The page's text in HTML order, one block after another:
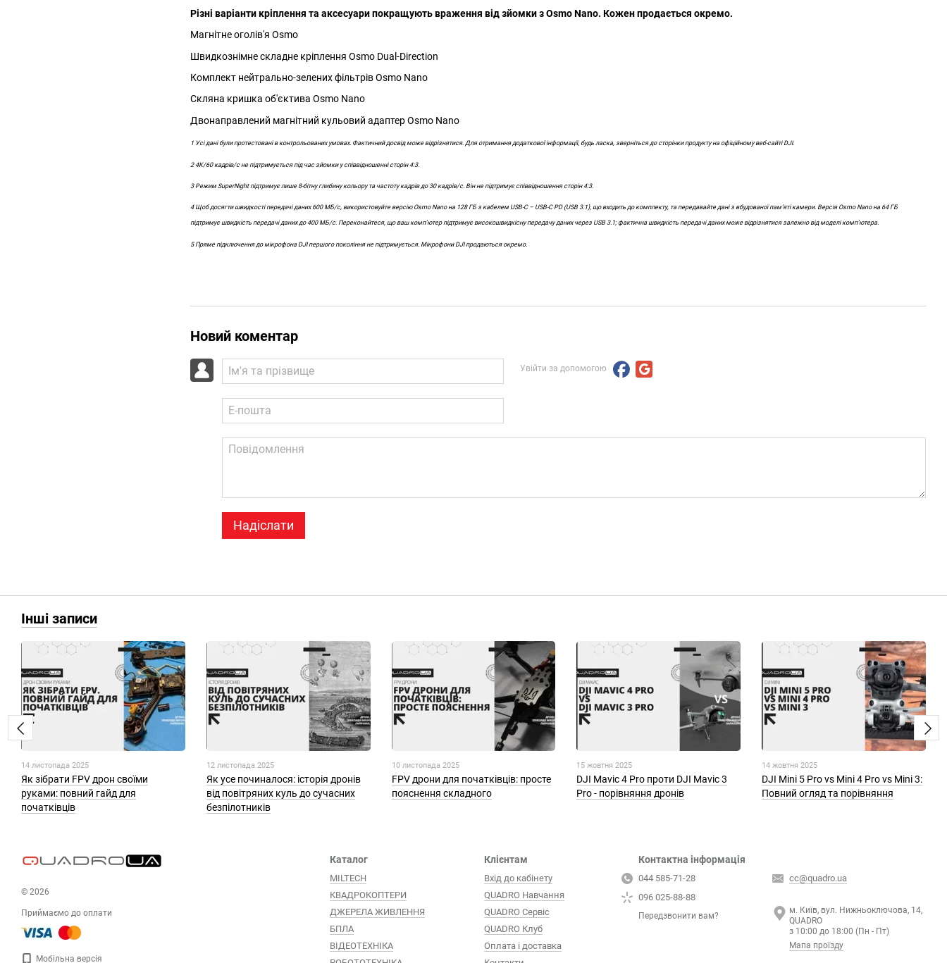
Різні варіанти кріплення та аксесуари покращують враження від зйомки з Osmo Nano. Кожен продається окремо.
Магнітне оголів'я Osmo
Швидкознімне складне кріплення Osmo Dual-Direction
Комплект нейтрально-зелених фільтрів Osmo Nano
Скляна кришка об'єктива Osmo Nano
Двонаправлений магнітний кульовий адаптер Osmo Nano
1 Усі дані були протестовані в контрольованих умовах. Фактичний досвід може відрізнятися. Для отримання додаткової інформації, будь ласка, зверніться до сторінки продукту на офіційному веб-сайті DJI.
2 4K/60 кадрів/с не підтримується під час зйомки у співвідношенні сторін 4:3.
3 Режим SuperNight підтримує лише 8-бітну глибину кольору та частоту кадрів до 30 кадрів/с. Він не підтримує співвідношення сторін 4:3.
4 Щоб досягти швидкості передачі даних 600 МБ/с, використовуйте версію Osmo Nano на 128 ГБ з кабелем USB-C – USB-C PD (USB 3.1), що входить до комплекту, та передавайте дані з вбудованої пам’яті камери. Версія Osmo Nano на 64 ГБ
підтримує швидкість передачі даних до 400 МБ/с. Переконайтеся, що ваш комп’ютер підтримує високошвидкісну передачу даних через USB 3.1; фактична швидкість передачі даних може відрізнятися залежно від моделі комп’ютера.
5 Пряме підключення до мікрофона DJI першого покоління не підтримується. Мікрофони DJI продаються окремо.
Новий коментар
Увійти за допомогою
Надіслати
Інші записи
14 листопада 2025
Як зібрати FPV дрон своїми
руками: повний гайд для
початківців
12 листопада 2025
Як усе починалося: історія дронів
від повітряних куль до сучасних
безпілотників
10 листопада 2025
FPV дрони для початківців: просте
пояснення складного
15 жовтня 2025
DJI Mavic 4 Pro проти DJI Mavic 3
Pro - порівняння дронів
14 жовтня 2025
DJI Mini 5 Pro vs Mini 4 Pro vs Mini 3:
Повний огляд та порівняння
© 2026
Приймаємо до оплати
Мобільна версія
Каталог
MILTECH
КВАДРОКОПТЕРИ
ДЖЕРЕЛА ЖИВЛЕННЯ
БПЛА
ВІДЕОТЕХНІКА
Клієнтам
Вхід до кабінету
QUADRO Навчання
QUADRO Сервіc
QUADRO Клуб
Оплата і доставка
Контактна інформація
044 585-71-28
096 025-88-88
Передзвонити вам?
cc@quadro.ua
м. Київ, вул. Нижньоключова, 14,
QUADRO
з 10:00 до 18:00 (Пн - Пт)
Мапа проїзду